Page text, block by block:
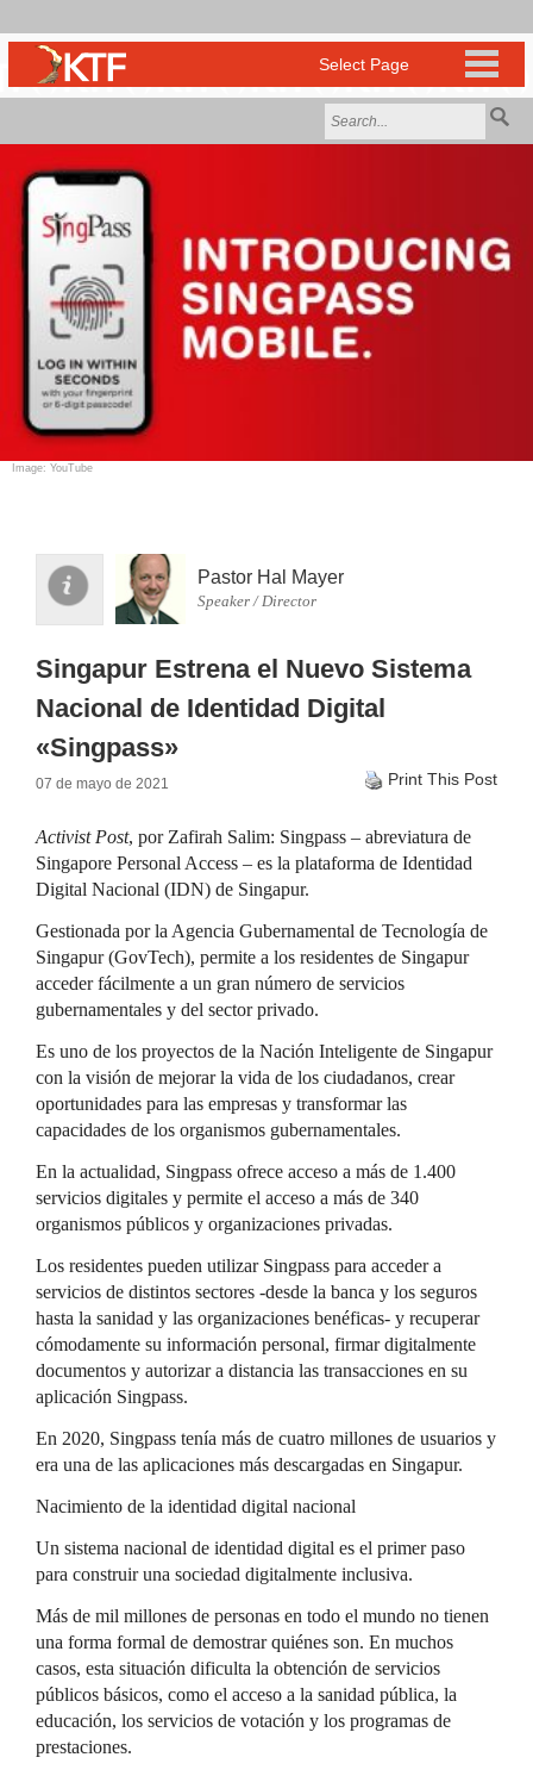
Image: YouTube
Pastor Hal Mayer
Speaker / Director
Singapur Estrena el Nuevo Sistema
Nacional de Identidad Digital
«Singpass»
07 de mayo de 2021 Print This Post
Activist Post, por Zafirah Salim: Singpass – abreviatura de
Singapore Personal Access – es la plataforma de Identidad
Digital Nacional (IDN) de Singapur.
Gestionada por la Agencia Gubernamental de Tecnología de
Singapur (GovTech), permite a los residentes de Singapur
acceder fácilmente a un gran número de servicios
gubernamentales y del sector privado.
Es uno de los proyectos de la Nación Inteligente de Singapur
con la visión de mejorar la vida de los ciudadanos, crear
oportunidades para las empresas y transformar las
capacidades de los organismos gubernamentales.
En la actualidad, Singpass ofrece acceso a más de 1.400
servicios digitales y permite el acceso a más de 340
organismos públicos y organizaciones privadas.
Los residentes pueden utilizar Singpass para acceder a
servicios de distintos sectores -desde la banca y los seguros
hasta la sanidad y las organizaciones benéficas- y recuperar
cómodamente su información personal, firmar digitalmente
documentos y autorizar a distancia las transacciones en su
aplicación Singpass.
En 2020, Singpass tenía más de cuatro millones de usuarios y
era una de las aplicaciones más descargadas en Singapur.
Nacimiento de la identidad digital nacional
Un sistema nacional de identidad digital es el primer paso
para construir una sociedad digitalmente inclusiva.
Más de mil millones de personas en todo el mundo no tienen
una forma formal de demostrar quiénes son. En muchos
casos, esta situación dificulta la obtención de servicios
públicos básicos, como el acceso a la sanidad pública, la
educación, los servicios de votación y los programas de
prestaciones.